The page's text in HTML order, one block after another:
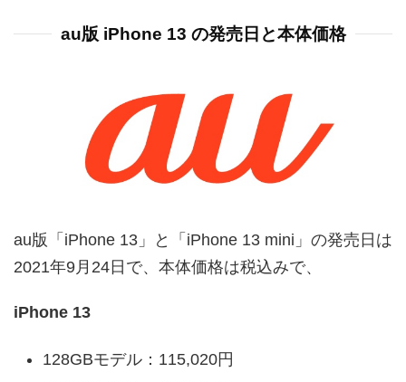
au版 iPhone 13 の発売日と本体価格
au版「iPhone 13」と「iPhone 13 mini」の発売日は
2021年9月24日で、本体価格は税込みで、
iPhone 13
128GBモデル：115,020円